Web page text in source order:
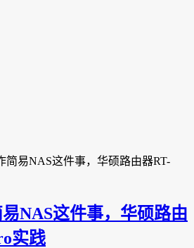
简易NAS这件事，华硕路由器RT-
NAS这件事，华硕路由
实践